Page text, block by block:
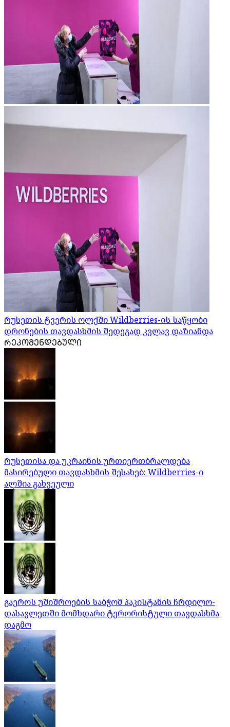
რუსეთის ტვერის ოლქში Wildberries-ის საწყობი
დრონების თავდასხმის შედეგად კვლავ დაზიანდა
ᲠᲔᲙᲝᲛᲔᲜᲓᲔᲑᲣᲚᲘ
რუსეთისა და უკრაინის ურთიერთბრალდება
მასირებული თავდასხმის შესახებ: Wildberries-ი
ალშია გახვეული
გაეროს უშიშროების საბჭომ პაკისტანის ჩრდილო-
დასავლეთში მომხდარი ტერორისტული თავდასხმა
დაგმო